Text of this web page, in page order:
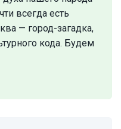
всегда есть
— город-загадка,
кода. Будем